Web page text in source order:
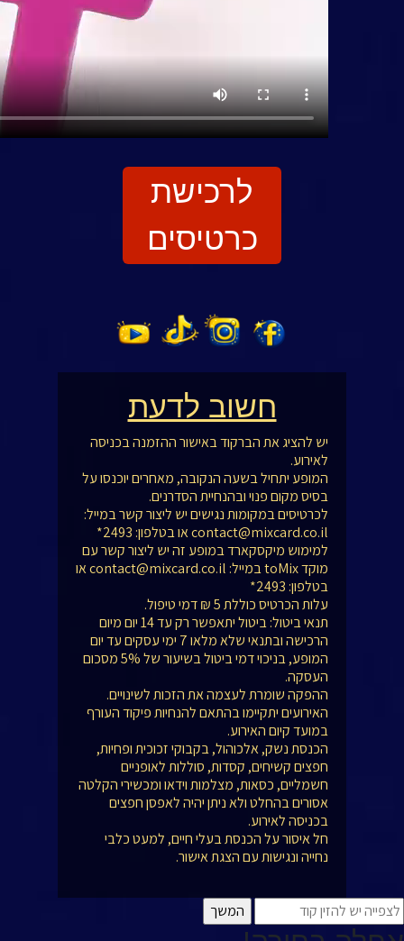
לרכישת
כרטיסים
חשוב לדעת
יש להציג את הברקוד באישור ההזמנה בכניסה
לאירוע.
המופע יתחיל בשעה הנקובה, מאחרים יוכנסו על
בסיס מקום פנוי ובהנחיית הסדרנים.
לכרטיסים במקומות נגישים יש ליצור קשר במייל:
contact@mixcard.co.il או בטלפון: 2493*
למימוש מיקסקארד במופע זה יש ליצור קשר עם
מוקד toMix במייל: contact@mixcard.co.il או
בטלפון: 2493*
עלות הכרטיס כוללת 5 ₪ דמי טיפול.
תנאי ביטול: ביטול יתאפשר רק עד 14 יום מיום
הרכישה ובתנאי שלא מלאו 7 ימי עסקים עד יום
המופע, בניכוי דמי ביטול בשיעור של 5% מסכום
העסקה.
ההפקה שומרת לעצמה את הזכות לשינויים.
האירועים יתקיימו בהתאם להנחיות פיקוד העורף
במועד קיום האירוע.
הכנסת נשק, אלכוהול, בקבוקי זכוכית ופחיות,
חפצים קשיחים, קסדות, סוללות לאופניים
חשמליים, כסאות, מצלמות וידאו ומכשירי הקלטה
אסורים בהחלט ולא ניתן יהיה לאפסן חפצים
בכניסה לאירוע.
חל איסור על הכנסת בעלי חיים, למעט כלבי
נחייה ונגישות עם הצגת אישור.